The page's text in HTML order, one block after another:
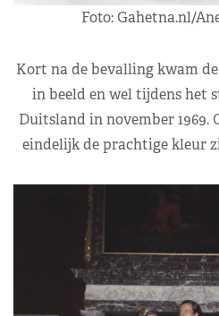
Foto: Gahetna.nl/
Kort na de bevalling kwam
in beeld en wel tijdens het
Duitsland in november 1969.
eindelijk de prachtige kleur